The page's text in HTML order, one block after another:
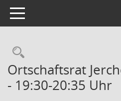
Toggle navigation
Rechercheauswahl
Ortschaftsrat
- 19:30-20:35 Uhr